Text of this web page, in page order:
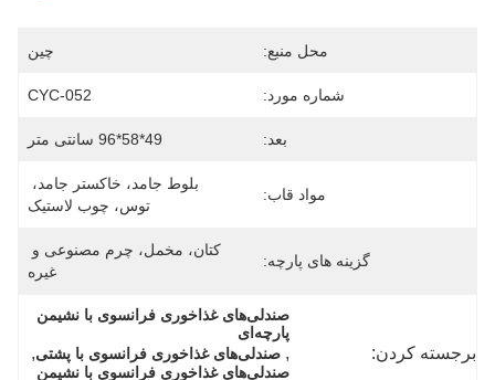
محل منبع: چین
شماره مورد: CYC-052
بعد: 49*58*96 سانتی متر
مواد قاب:
توس، چوب لاستیک
گزینه های پارچه:
غیره
برجسته کردن:
پارچه‌ای
, صندلی‌های غذاخوری فرانسوی با پشتی ,